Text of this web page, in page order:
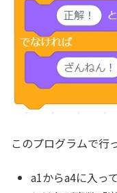
このプログラムで行
a1からa4に入っ